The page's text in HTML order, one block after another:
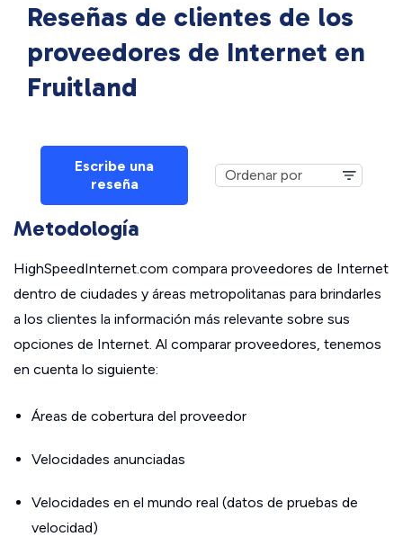
Reseñas de clientes de los
proveedores de Internet en
Fruitland
Escribe una
reseña
Metodología
HighSpeedInternet.com compara proveedores de Internet
dentro de ciudades y áreas metropolitanas para brindarles
a los clientes la información más relevante sobre sus
opciones de Internet. Al comparar proveedores, tenemos
en cuenta lo siguiente:
Áreas de cobertura del proveedor
Velocidades anunciadas
Velocidades en el mundo real (datos de pruebas de
velocidad)